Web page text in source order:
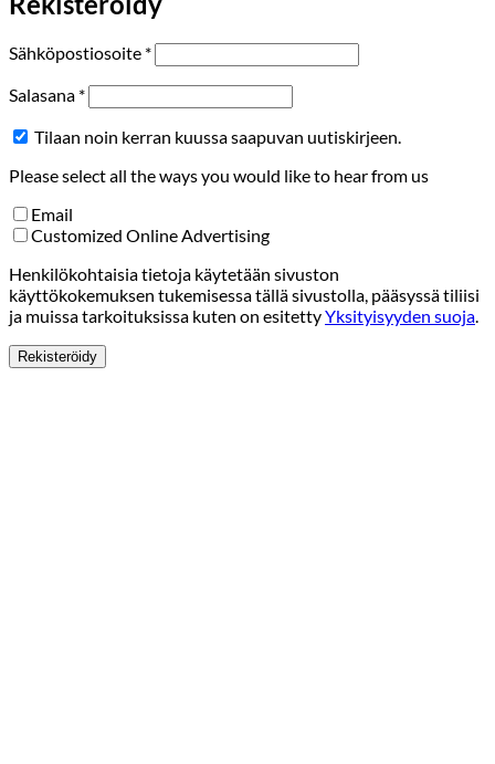
Sähköpostiosoite *Vaaditaan
Salasana *Vaaditaan
Tilaan noin kerran kuussa saapuvan uutiskirjeen.
Please select all the ways you would like to hear from us
Email
Customized Online Advertising
Henkilökohtaisia tietoja käytetään sivuston
käyttökokemuksen tukemisessa tällä sivustolla, pääsyssä tiliisi
ja muissa tarkoituksissa kuten on esitettyYksityisyyden suoja
Rekisteröidy